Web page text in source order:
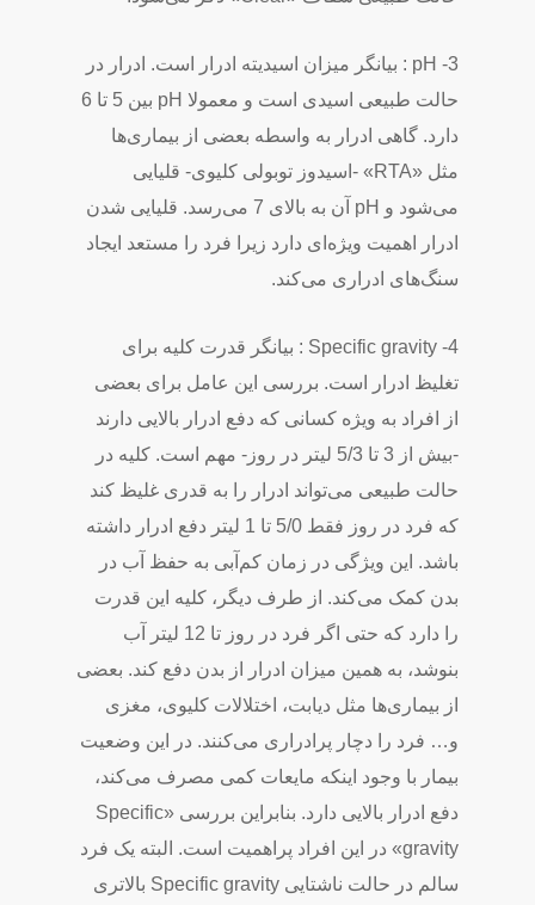
3- pH : بیانگر میزان اسیدیته ادرار است. ادرار در
حالت طبیعی اسیدی است و معمولا pH بین 5 تا 6
دارد. گاهی ادرار به واسطه بعضی از بیماری‌ها
مثل «RTA» -اسیدوز توبولی کلیوی- قلیایی
می‌شود و pH آن به بالای 7 می‌رسد. قلیایی شدن
ادرار اهمیت ویژه‌ای دارد زیرا فرد را مستعد ایجاد
سنگ‌های ادراری می‌کند.
4- Specific gravity : بیانگر قدرت کلیه برای
تغلیظ ادرار است. بررسی این عامل برای بعضی
از افراد به ویژه کسانی که دفع ادرار بالایی دارند
-بیش از 3 تا 5/3 لیتر در روز- مهم است. کلیه در
حالت طبیعی می‌تواند ادرار را به قدری غلیظ کند
که فرد در روز فقط 5/0 تا 1 لیتر دفع ادرار داشته
باشد. این ویژگی در زمان کم‌آبی به حفظ آب در
بدن کمک می‌کند. از طرف دیگر، کلیه این قدرت
را دارد که حتی اگر فرد در روز تا 12 لیتر آب
بنوشد، به همین میزان ادرار از بدن دفع کند. بعضی
از بیماری‌ها مثل دیابت، اختلالات کلیوی، مغزی
و… فرد را دچار پرادراری می‌کنند. در این وضعیت
بیمار با وجود اینکه مایعات کمی‌ مصرف می‌کند،
دفع ادرار بالایی دارد. بنابراین بررسی «Specific
gravity» در این افراد پراهمیت است. البته یک فرد
سالم در حالت ناشتایی Specific gravity بالاتری